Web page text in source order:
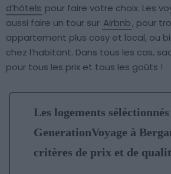
d’hôtels pour faire votre choix. Les
aussi faire un tour sur Airbnb, pour
appartement plus cosy et local, ou
chez l’habitant. Dans tous les cas,
pour tous les prix et tous les goûts !
Les logements
GenerationVoyage à
critères de prix et de